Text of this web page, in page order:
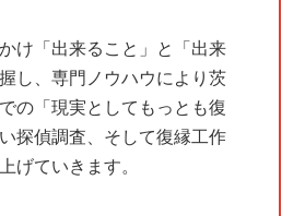
け「出来ること」と「出来
し、専門ノウハウにより茨
の「現実としてもっとも復
探偵調査、そして復縁工作
げていきます。